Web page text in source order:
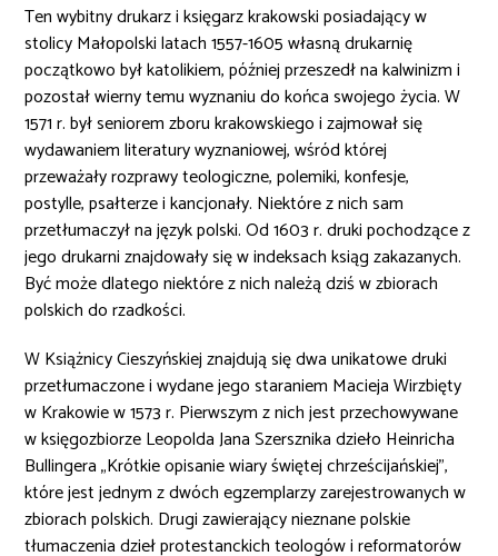
Ten wybitny drukarz i księgarz krakowski posiadający w
stolicy Małopolski latach 1557-1605 własną drukarnię
początkowo był katolikiem, później przeszedł na kalwinizm i
pozostał wierny temu wyznaniu do końca swojego życia. W
1571 r. był seniorem zboru krakowskiego i zajmował się
wydawaniem literatury wyznaniowej, wśród której
przeważały rozprawy teologiczne, polemiki, konfesje,
postylle, psałterze i kancjonały. Niektóre z nich sam
przetłumaczył na język polski. Od 1603 r. druki pochodzące z
jego drukarni znajdowały się w indeksach ksiąg zakazanych.
Być może dlatego niektóre z nich należą dziś w zbiorach
polskich do rzadkości.
W Książnicy Cieszyńskiej znajdują się dwa unikatowe druki
przetłumaczone i wydane jego staraniem Macieja Wirzbięty
w Krakowie w 1573 r. Pierwszym z nich jest przechowywane
w księgozbiorze Leopolda Jana Szersznika dzieło Heinricha
Bullingera „Krótkie opisanie wiary świętej chrześcijańskiej”,
które jest jednym z dwóch egzemplarzy zarejestrowanych w
zbiorach polskich. Drugi zawierający nieznane polskie
tłumaczenia dzieł protestanckich teologów i reformatorów